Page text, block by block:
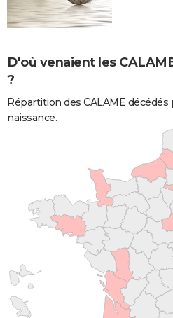
D'où venaient les
?
Répartition des CALAME
naissance.